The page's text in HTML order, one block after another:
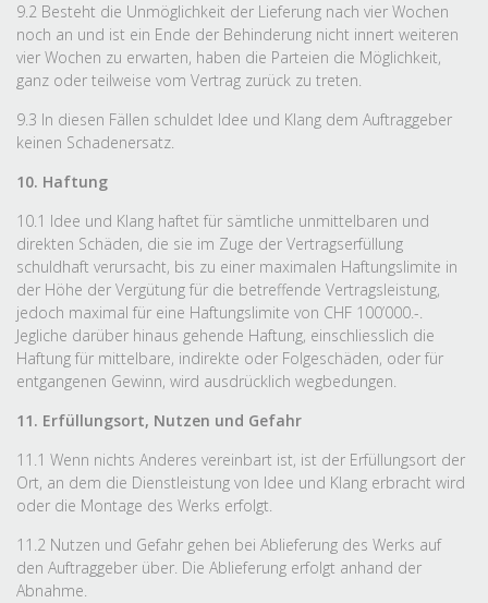
9.2 Besteht die Unmöglichkeit der Lieferung nach vier Wochen
noch an und ist ein Ende der Behinderung nicht innert weiteren
vier Wochen zu erwarten, haben die Parteien die Möglichkeit,
ganz oder teilweise vom Vertrag zurück zu treten.
9.3 In diesen Fällen schuldet Idee und Klang dem Auftraggeber
keinen Schadenersatz.
10. Haftung
10.1 Idee und Klang haftet für sämtliche unmittelbaren und
direkten Schäden, die sie im Zuge der Vertragserfüllung
schuldhaft verursacht, bis zu einer maximalen Haftungslimite in
der Höhe der Vergütung für die betreffende Vertragsleistung,
jedoch maximal für eine Haftungslimite von CHF 100’000.-.
Jegliche darüber hinaus gehende Haftung, einschliesslich die
Haftung für mittelbare, indirekte oder Folgeschäden, oder für
entgangenen Gewinn, wird ausdrücklich wegbedungen.
11. Erfüllungsort, Nutzen und Gefahr
11.1 Wenn nichts Anderes vereinbart ist, ist der Erfüllungsort der
Ort, an dem die Dienstleistung von Idee und Klang erbracht wird
oder die Montage des Werks erfolgt.
11.2 Nutzen und Gefahr gehen bei Ablieferung des Werks auf
den Auftraggeber über. Die Ablieferung erfolgt anhand der
Abnahme.